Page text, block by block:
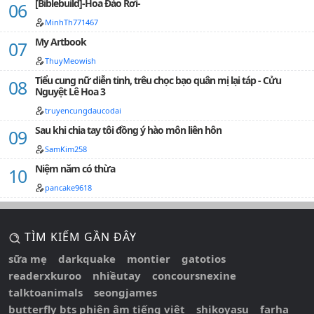
thể sống, thật muốn chết quá phải làm sao bây giờ?"…
[Biblebuild]-Hoa Đào Rơi-
MinhTh771467
My Artbook
ThuyMeowish
Tiểu cung nữ diễn tinh, trêu chọc bạo quân mị lại táp - Cửu
Nguyệt Lê Hoa 3
truyencungdaucodai
Sau khi chia tay tôi đồng ý hào môn liên hôn
SamKim258
Niệm năm có thừa
pancake9618
TÌM KIẾM GẦN ĐÂY
sữa mẹ darkquake montier
gatotios
readerxkuroo
nhiềutay
concoursnexine
talktoanimals
seongjames
butterfly bts phiên âm tiếng việt
shikoyasu farha